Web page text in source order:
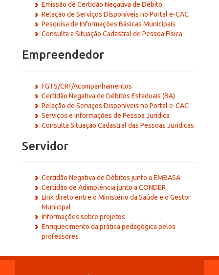
Emissão de Certidão Negativa de Débito
Relação de Serviços Disponíveis no Portal e-CAC
Pesquisa de Informações Básicas Municipais
Consulta a Situação Cadastral de Pessoa Física
Empreendedor
FGTS/CRF/Acompanhamentos
Certidão Negativa de Débitos Estaduais (BA)
Relação de Serviços Disponíveis no Portal e-CAC
Serviços e Informações de Pessoa Jurídica
Consulta Situação Cadastral das Pessoas Jurídicas
Servidor
Certidão Negativa de Débitos junto a EMBASA
Certidão de Adimplência junto a CONDER
Link direto entre o Ministério da Saúde e o Gestor
Municipal
Informações sobre projetos
Enriquecimento da prática pedagógica pelos
professores